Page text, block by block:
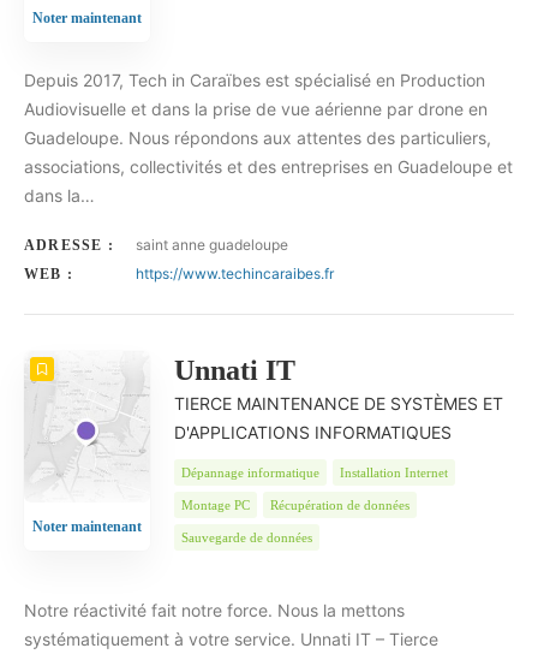
Noter maintenant
Depuis 2017, Tech in Caraïbes est spécialisé en Production
Audiovisuelle et dans la prise de vue aérienne par drone en
Guadeloupe. Nous répondons aux attentes des particuliers,
associations, collectivités et des entreprises en Guadeloupe et
dans la…
ADRESSE : saint anne guadeloupe
WEB : https://www.techincaraibes.fr
Noter maintenant
Unnati IT
TIERCE MAINTENANCE DE SYSTÈMES ET
D'APPLICATIONS INFORMATIQUES
Dépannage informatique Installation Internet
Montage PC Récupération de données
Sauvegarde de données
Notre réactivité fait notre force. Nous la mettons
systématiquement à votre service. Unnati IT – Tierce